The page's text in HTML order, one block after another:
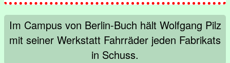
Im Campus von Berlin-Buch hält Wolfgang Pilz
mit seiner Werkstatt Fahrräder jeden Fabrikats
in Schuss.